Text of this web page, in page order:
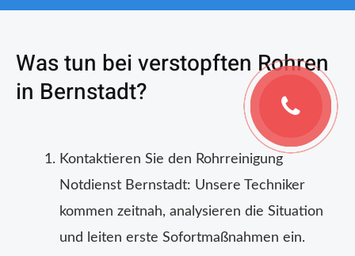
Was tun bei verstopften Rohren
in Bernstadt?
Kontaktieren Sie den Rohrreinigung
Notdienst Bernstadt: Unsere Techniker
kommen zeitnah, analysieren die Situation
und leiten erste Sofortmaßnahmen ein.